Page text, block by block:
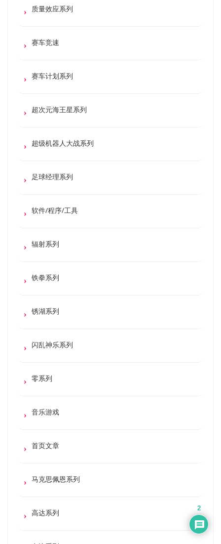
质量效应系列
赛车竞速
赛车计划系列
超次元海王星系列
超级机器人大战系列
足球经理系列
软件/程序/工具
辐射系列
铁拳系列
锈湖系列
闪乱神乐系列
零系列
音乐游戏
首页文章
马克思佩恩系列
高达系列 2